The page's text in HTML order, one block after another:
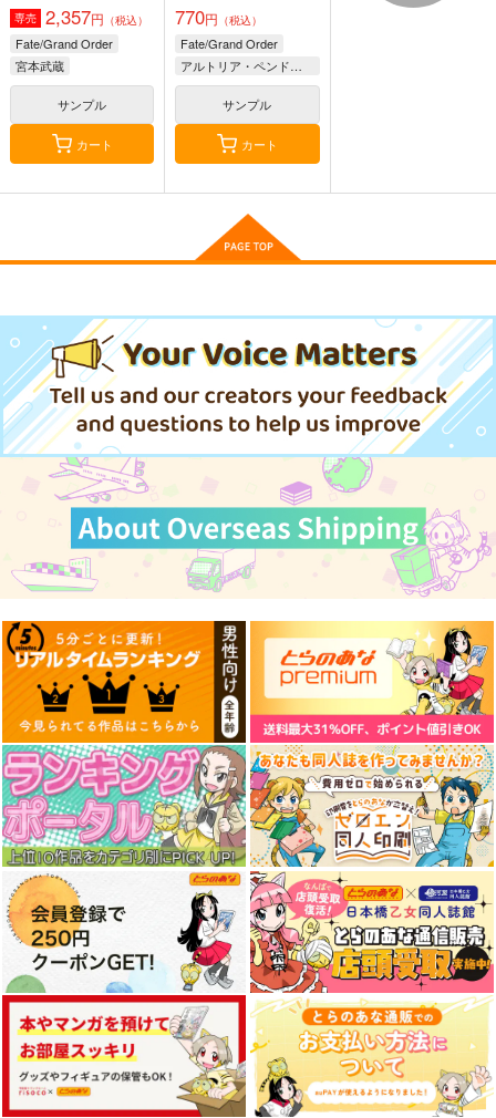
サンプル
カート
サンプル
カート
雷霆の気まぐれ
コレ！
専売 858円（税込）
Fate/Grand Order
藤丸立香
インドラ
サンプル
カート
本庄雷太アートワーク
ス Fate/Grand Order
PhraseGallery
3,300円（税込）
Fate/Grand Order
サンプル
カート
990円（税込）
サンプル
作品詳細
主婦と生活社
990円（税込）
作品詳細
ら、他国に行ってスロ
サンプル
作品詳細
専売 2,357円 （税込）
Fate/Grand Order
宮本武蔵
サンプル
カート
770円 （税込）
Fate/Grand Order
アルトリア・ペンドラゴン〔ランサー〕
宮本武蔵
サンプル
カート